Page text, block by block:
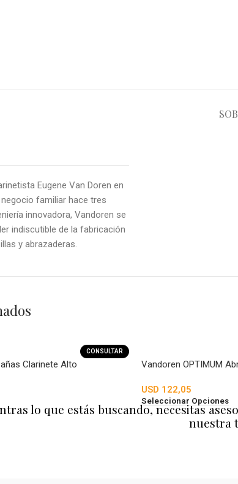
Eugene Van Doren en
familiar hace tres
innovadora, Vandoren se
indiscutible de la fabricación
y abrazaderas.
CONSULTAR
Clarinete Alto Vandoren OPTIMUM
USD 122,05
Seleccionar Opciones
lo que estás buscando, necesitas
nuestra